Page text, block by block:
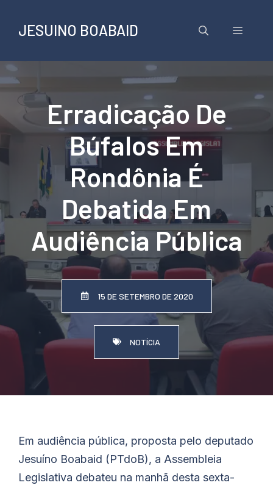
conteúdo
JESUINO BOABAID Menu
Erradicação De
Búfalos Em
Rondônia É
Debatida Em
Audiência Pública
15 DE SETEMBRO DE 2020
NOTÍCIA
Em audiência pública, proposta pelo deputado
Jesuíno Boabaid (PTdoB), a Assembleia
Legislativa debateu na manhã desta sexta-